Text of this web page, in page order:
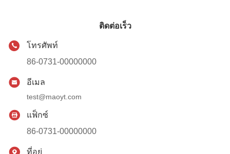
ติดต่อเร็ว
โทรศัพท์
86-0731-00000000
อีเมล
test@maoyt.com
แฟ็กซ์
86-0731-00000000
ที่อยู่